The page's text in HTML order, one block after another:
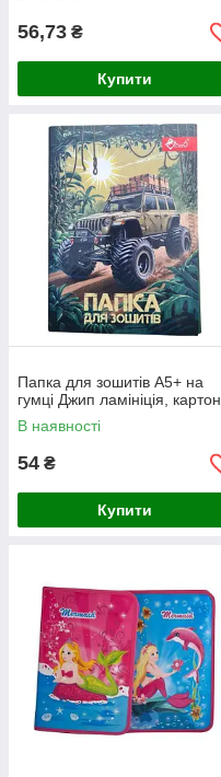
56,73 ₴
Купити
Папка для зошитів А5+ на
гумці Джип ламініція, картон
В наявності
54 ₴
Купити